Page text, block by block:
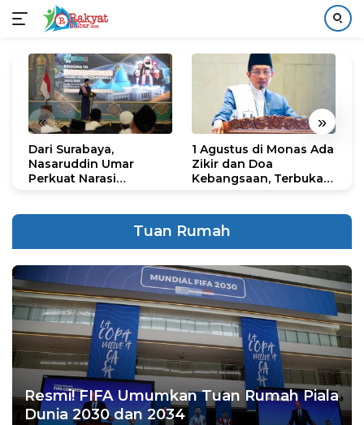
konten
« »
Dari Surabaya,
Nasaruddin Umar
Perkuat Narasi
1 Agustus di Monas Ada
Zikir dan Doa
Kebangsaan, Terbuka
Tuan Rumah
Resmi! FIFA Umumkan Tuan Rumah Piala
Dunia 2030 dan 2034